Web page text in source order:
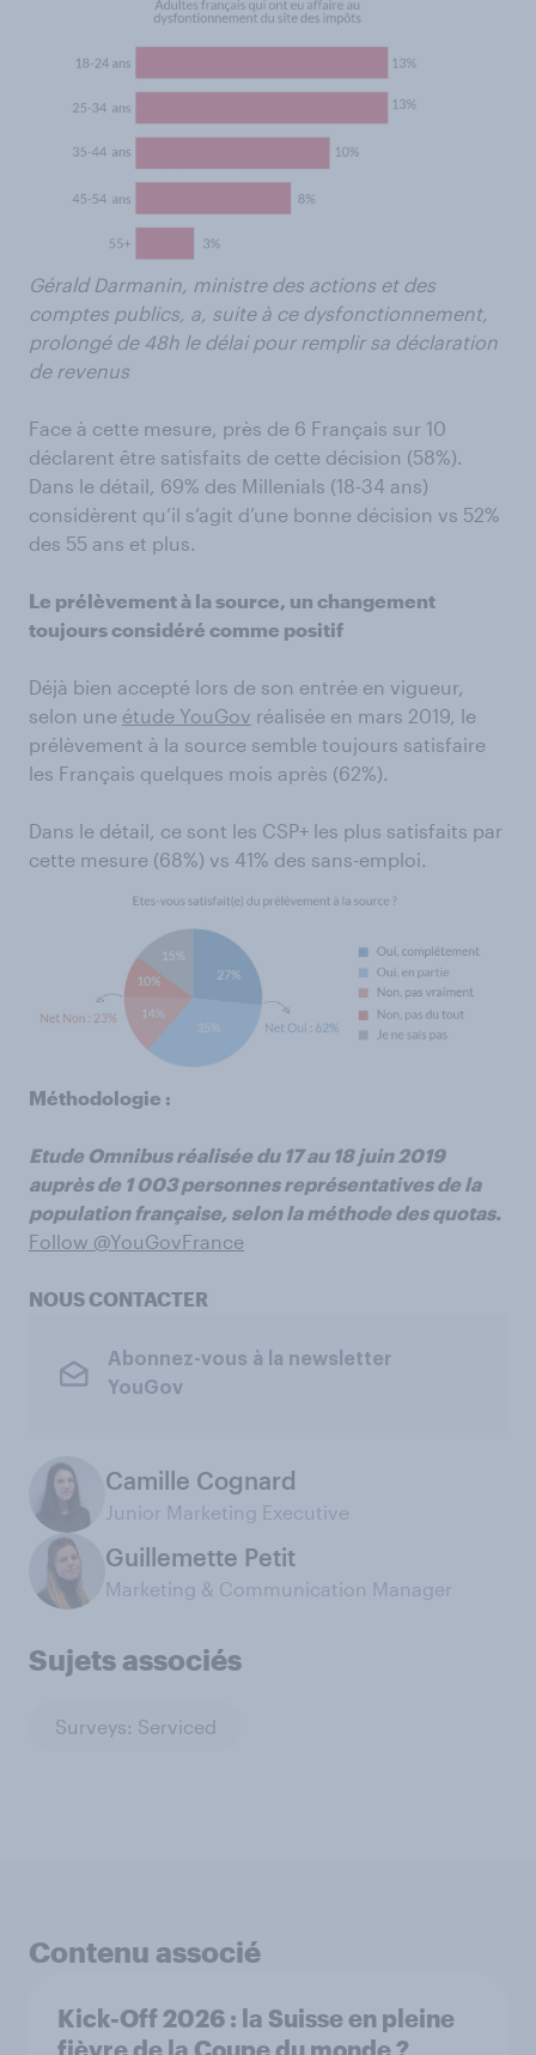
Gérald Darmanin, ministre des actions et des
comptes publics, a, suite à ce dysfonctionnement,
prolongé de 48h le délai pour remplir sa déclaration
de revenus
Face à cette mesure, près de 6 Français sur 10
déclarent être satisfaits de cette décision (58%).
Dans le détail, 69% des Millenials (18-34 ans)
considèrent qu’il s’agit d’une bonne décision vs 52%
des 55 ans et plus.
Le prélèvement à la source, un changement
toujours considéré comme positif
Déjà bien accepté lors de son entrée en vigueur,
selon une étude YouGov réalisée en mars 2019, le
prélèvement à la source semble toujours satisfaire
les Français quelques mois après (62%).
Dans le détail, ce sont les CSP+ les plus satisfaits par
cette mesure (68%) vs 41% des sans-emploi.
Méthodologie :
Etude Omnibus réalisée du 17 au 18 juin 2019
auprès de 1 003 personnes représentatives de la
population française, selon la méthode des quotas.
Follow @YouGovFrance
NOUS CONTACTER
Abonnez-vous à la newsletter
YouGov
Camille Cognard
Junior Marketing Executive
Guillemette Petit
Marketing & Communication Manager
Sujets associés
Surveys: Serviced
Contenu associé
Kick-Off 2026 : la Suisse en pleine
fièvre de la Coupe du monde ?